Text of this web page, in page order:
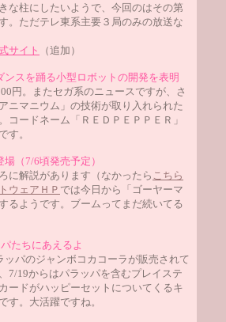
な柱にしたいようで、今回のはその第
。ただテレ東系主要３局のみの放送な
サイト （追加）
ンスを踊る小型ロボットの開発を表明
円。またセガ系のニュースですが、さ
ニマニウム」の技術が取り入れられた
コードネーム「ＲＥＤＰＥＰＰＥＲ」
す。
（7/6頃発売予定）
に解説があります（なかったら こちら
ウェアＨＰ では今日から「ゴーヤーマ
るようです。ブームってまだ続いてる
たちにあえるよ
パのジャンボコカコーラが販売されて
7/19からはパラッパを含むプレイステ
ードがハッピーセットについてくるキ
す。大活躍ですね。